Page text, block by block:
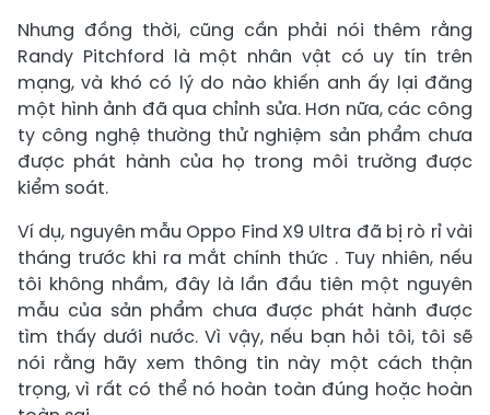
Nhưng đồng thời, cũng cần phải nói thêm rằng
Randy Pitchford là một nhân vật có uy tín trên
mạng, và khó có lý do nào khiến anh ấy lại đăng
một hình ảnh đã qua chỉnh sửa. Hơn nữa, các công
ty công nghệ thường thử nghiệm sản phẩm chưa
được phát hành của họ trong môi trường được
kiểm soát.
Ví dụ, nguyên mẫu Oppo Find X9 Ultra đã bị rò rỉ vài
tháng trước khi ra mắt chính thức . Tuy nhiên, nếu
tôi không nhầm, đây là lần đầu tiên một nguyên
mẫu của sản phẩm chưa được phát hành được
tìm thấy dưới nước. Vì vậy, nếu bạn hỏi tôi, tôi sẽ
nói rằng hãy xem thông tin này một cách thận
trọng, vì rất có thể nó hoàn toàn đúng hoặc hoàn